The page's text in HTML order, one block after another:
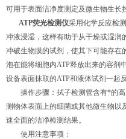
可用于表面洁净度测定及微生物生长
ATP荧光检测仪采用化学反应检
冲液浸湿，这样有助于从干燥或湿润
冲破生物膜的试剂，使其下可能存在
泡在能将细胞内ATP释放出来的容剂
设备表面抹取的ATP和液体试剂一起反
操作步骤：拭子检测管含有*的高
测物体表面上的细菌或其他微生物以
速全面的洁净检测结果。
使用注意事项：